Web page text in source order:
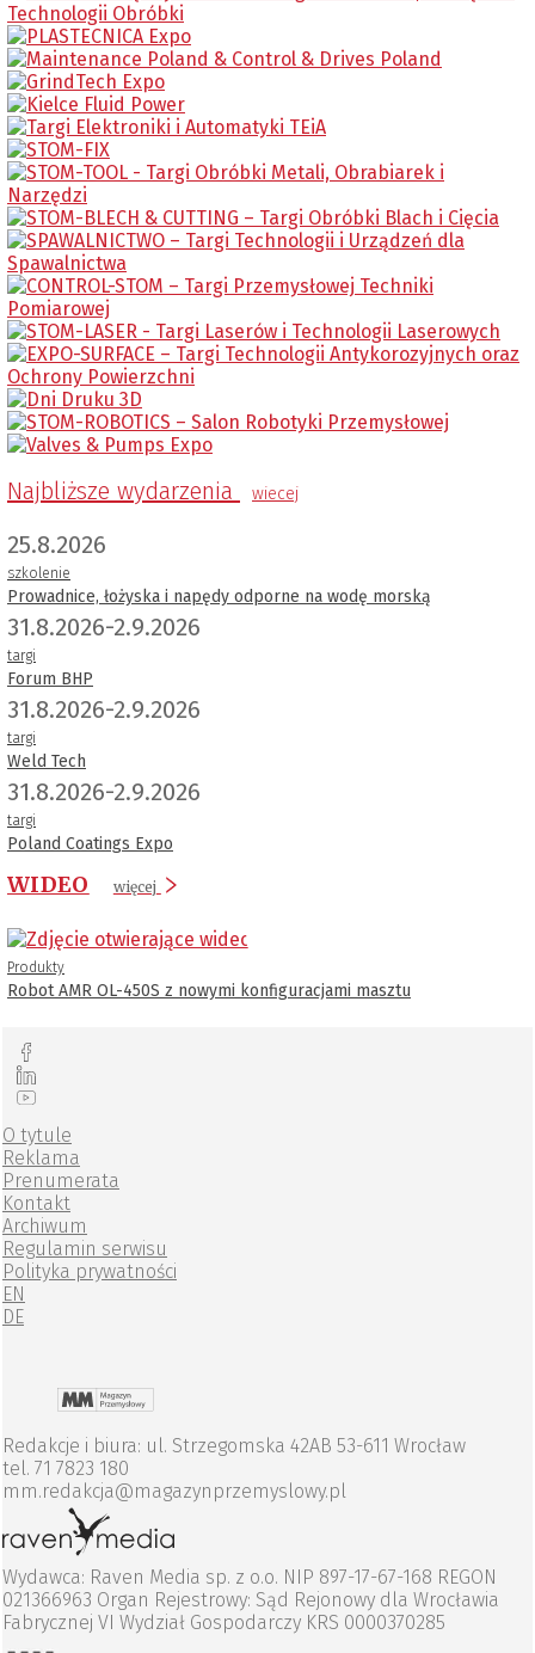
Najbliższe wydarzenia wiecej
25.8.2026
szkolenie
Prowadnice, łożyska i napędy odporne na wodę morską
31.8.2026-2.9.2026
targi
Forum BHP
31.8.2026-2.9.2026
targi
Weld Tech
31.8.2026-2.9.2026
targi
Poland Coatings Expo
WIDEO więcej
Produkty
Robot AMR OL-450S z nowymi konfiguracjami masztu
O tytule
Reklama
Prenumerata
Kontakt
Archiwum
Regulamin serwisu
Polityka prywatności
EN
DE
Redakcje i biura: ul. Strzegomska 42AB 53-611 Wrocław
tel. 71 7823 180
mm.redakcja@magazynprzemyslowy.pl
Wydawca: Raven Media sp. z o.o. NIP 897-17-67-168 REGON
021366963 Organ Rejestrowy: Sąd Rejonowy dla Wrocławia
Fabrycznej VI Wydział Gospodarczy KRS 0000370285